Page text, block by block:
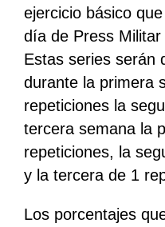
ejercicio básico
día de Press
Estas series serán
durante la primera
repeticiones la
tercera semana la
repeticiones, la
y la tercera de 1
Los porcentajes